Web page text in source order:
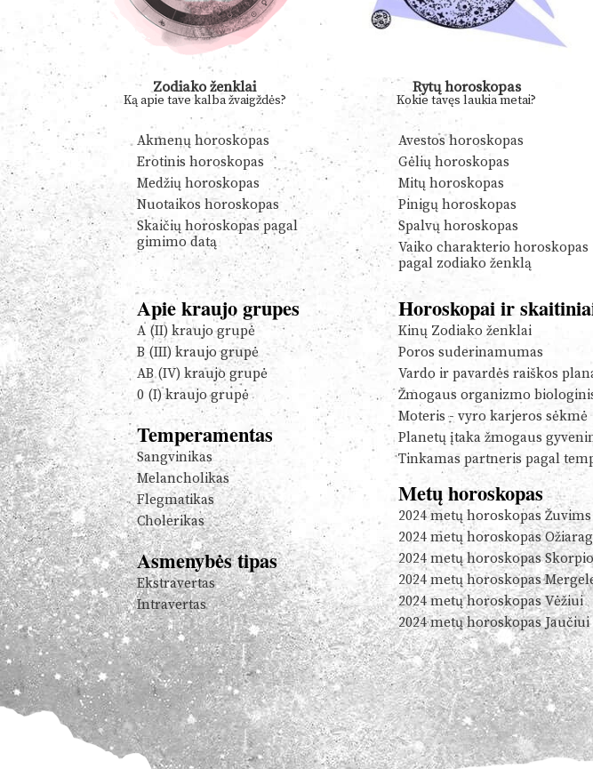
Zodiako ženklai
Ką apie tave kalba žvaigždės?
Rytų horoskopas
Kokie tavęs laukia metai?
Akmenų horoskopas Avestos horoskopas
Erotinis horoskopas
Gėlių horoskopas
Medžių horoskopas
Mitų horoskopas
Nuotaikos horoskopas
Pinigų horoskopas
Skaičių horoskopas pagal
gimimo datą
Spalvų horoskopas
Vaiko charakterio horoskopas
pagal zodiako ženklą
Apie kraujo grupes
A (II) kraujo grupė
B (III) kraujo grupė
AB (IV) kraujo grupė
0 (I) kraujo grupė
Temperamentas
Sangvinikas
Melancholikas
Flegmatikas
Cholerikas
Asmenybės tipas
Ekstravertas
Intravertas
Horoskopai ir
Kinų Zodiako ženklai
Poros suderinamumas
Vardo ir pavardės raiškos
Žmogaus organizmo
Moteris - vyro karjeros sėkmė
Planetų įtaka žmogaus
Tinkamas partneris pagal
Metų horoskopas
2024 metų horoskopas Žuvims
2024 metų horoskopas
2024 metų horoskopas
2024 metų horoskopas
2024 metų horoskopas Vėžiui
2024 metų horoskopas Jaučiui